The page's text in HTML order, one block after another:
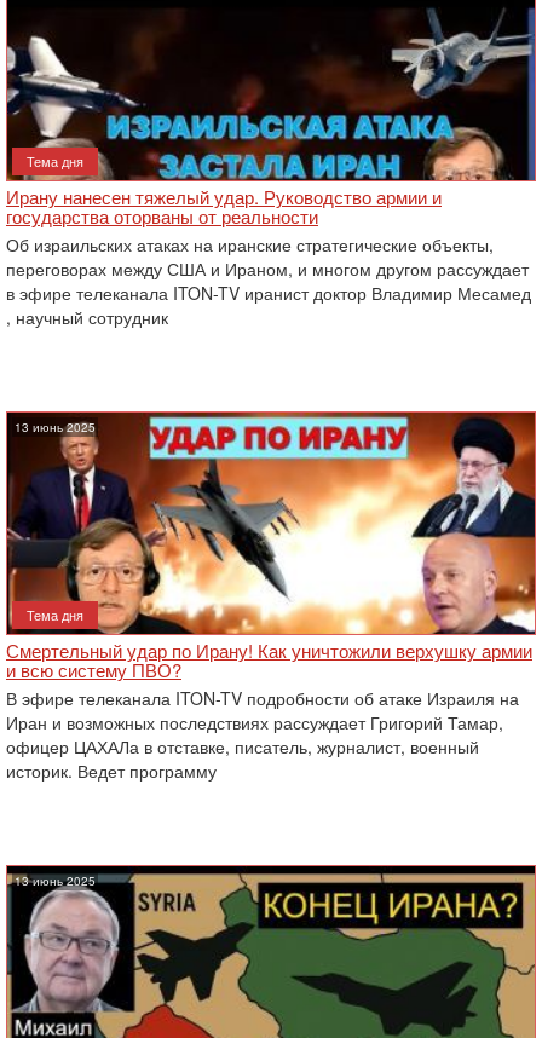
Тема дня
Ирану нанесен тяжелый удар. Руководство армии и
государства оторваны от реальности
Об израильских атаках на иранские стратегические объекты,
переговорах между США и Ираном, и многом другом рассуждает
в эфире телеканала ITON-TV иранист доктор Владимир Месамед
, научный сотрудник
13 июнь 2025
Тема дня
Смертельный удар по Ирану! Как уничтожили верхушку армии
и всю систему ПВО?
В эфире телеканала ITON-TV подробности об атаке Израиля на
Иран и возможных последствиях рассуждает Григорий Тамар,
офицер ЦАХАЛа в отставке, писатель, журналист, военный
историк. Ведет программу
13 июнь 2025